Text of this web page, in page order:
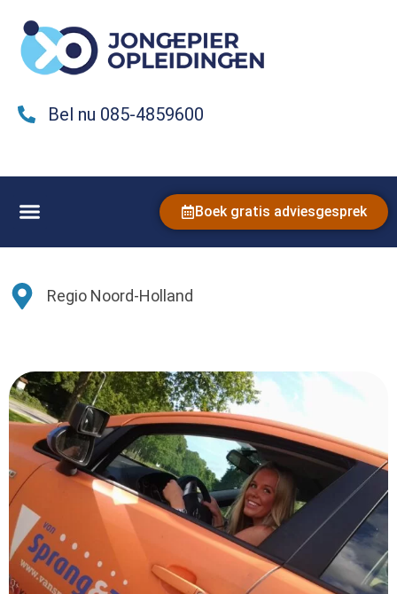
Bel nu 085-4859600
Boek gratis adviesgesprek
Regio Noord-Holland